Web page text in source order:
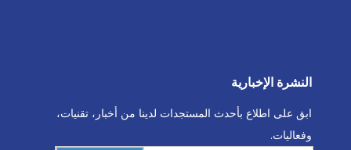
النشرة الإخبارية
ابق على اطلاع بأحدث المستجدات لدينا من أخبار، تقنيات،
وفعاليات.